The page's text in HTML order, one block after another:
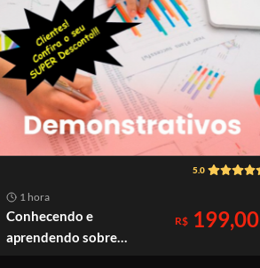
5.0
1 hora
Conhecendo e
aprendendo sobre
R$199,00